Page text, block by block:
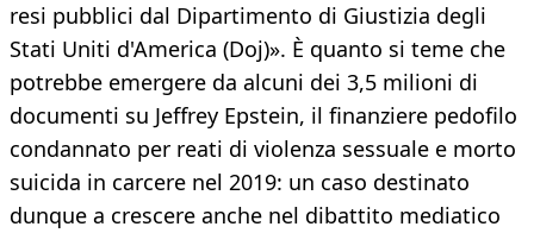
resi pubblici dal Dipartimento di Giustizia degli
Stati Uniti d'America (Doj)». È quanto si teme che
potrebbe emergere da alcuni dei 3,5 milioni di
documenti su Jeffrey Epstein, il finanziere pedofilo
condannato per reati di violenza sessuale e morto
suicida in carcere nel 2019: un caso destinato
dunque a crescere anche nel dibattito mediatico